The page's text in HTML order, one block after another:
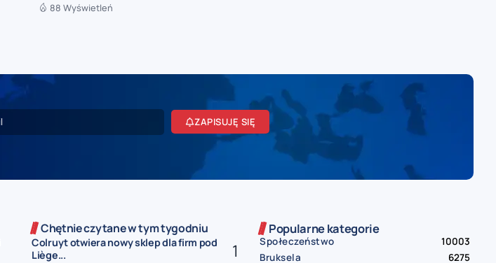
88 Wyświetleń
ZAPISUJĘ SIĘ
Chętnie czytane w tym tygodniu
Colruyt otwiera nowy sklep dla firm pod
Liège...
Popularne kategorie
Społeczeństwo
10003
Bruksela
6275